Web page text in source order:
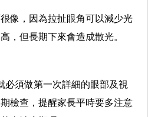
像，因為拉扯眼角可以減少光
，但長期下來會造成散光。
必須做第一次詳細的眼部及視
檢查，提醒家長平時要多注意